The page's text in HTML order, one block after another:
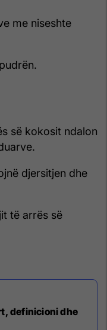
me niseshte
së kokosit ndalon
djersitjen dhe
të arrës së
definicioni dhe